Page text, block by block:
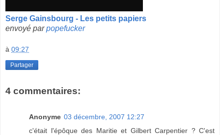
Serge Gainsbourg - Les petits papiers
envoyé parpopefucker
à 09:27
Partager
4 commentaires:
Anonyme 03 décembre, 2007 12:27
c'était l'épôque des Maritie et Gilbert Carpentier ? C'est